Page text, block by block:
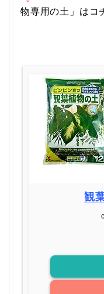
物専用の土」はコ
観